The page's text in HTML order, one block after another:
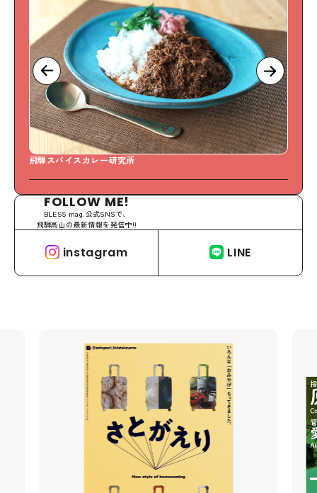
飛騨スパイスカレー研究所
FOLLOW ME!
BLESS mag.公式SNSで、
飛騨高山の最新情報を発信中!!
instagram LINE